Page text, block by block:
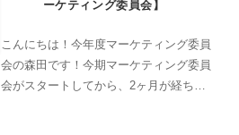
の開口1番に謝られて何事...
ーケティング委員会】
こんにちは！今年度マーケティング委員
会の森田です！今期マーケティング委員
会がスタートしてから、2ヶ月が経ちま